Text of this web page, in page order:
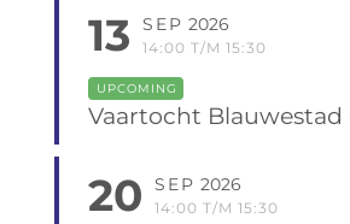
13 SEP 2026
14:00 T/M 15:30
UPCOMING
Vaartocht Blauwestad
20 SEP 2026
14:00 T/M 15:30